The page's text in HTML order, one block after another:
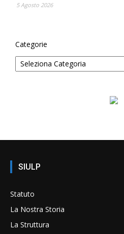
5 Agosto 2026
Categorie
SIULP
Statuto
La Nostra Storia
La Struttura